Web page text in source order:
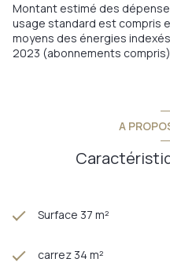
Montant estimé des
usage standard est compris
moyens des énergies
2023 (abonnements
A
Surface 37 m²
carrez 34 m²